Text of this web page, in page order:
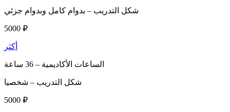
شكل التدريب – بدوام كامل وبدوام جزئي
5000 ₽
أكثر
الساعات الأكاديمية –
شكل التدريب – شخصيا
5000 ₽